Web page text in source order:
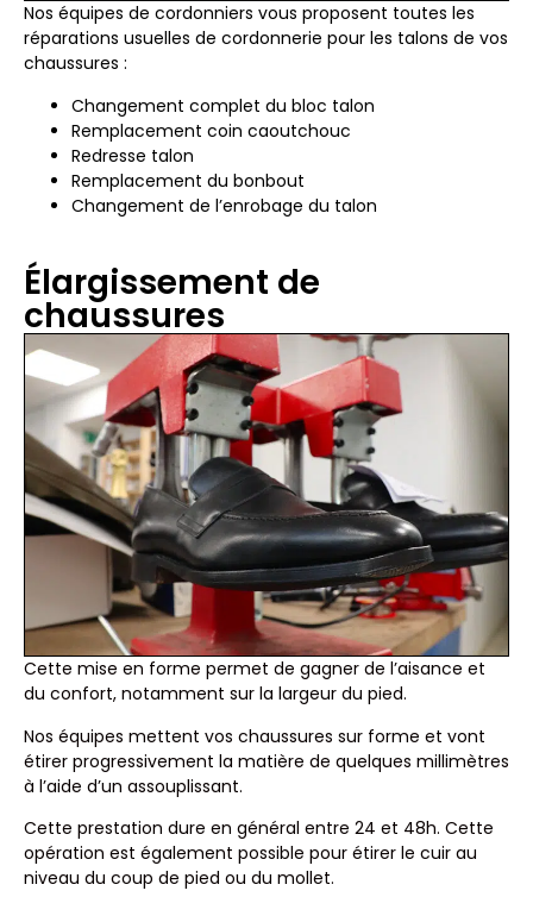
Nos équipes de cordonniers vous proposent toutes les
réparations usuelles de cordonnerie pour les talons de vos
chaussures :
Changement complet du bloc talon
Remplacement coin caoutchouc
Redresse talon
Remplacement du bonbout
Changement de l’enrobage du talon
Élargissement de
chaussures
Cette mise en forme permet de gagner de l’aisance et
du confort, notamment sur la largeur du pied.
Nos équipes mettent vos chaussures sur forme et vont
étirer progressivement la matière de quelques millimètres
à l’aide d’un assouplissant.
Cette prestation dure en général entre 24 et 48h. Cette
opération est également possible pour étirer le cuir au
niveau du coup de pied ou du mollet.